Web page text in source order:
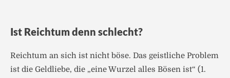
Ist Reichtum denn schlecht?
Reichtum an sich ist nicht böse. Das geistliche Problem
ist die Geldliebe, die „eine Wurzel alles Bösen ist“ (1.